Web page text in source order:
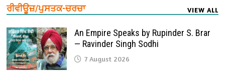
ਰੀਵੀਊਜ਼/ਪੁਸਤਕ-ਚਰਚਾ VIEW ALL
An Empire Speaks by Rupinder S. Brar
— Ravinder Singh Sodhi
7 August 2026